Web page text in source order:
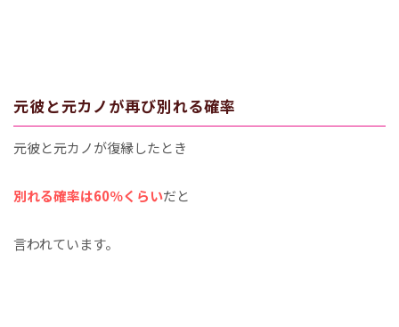
元彼と元カノが再び別れる確率
元彼と元カノが復縁したとき
別れる確率は60％くらいだと
言われています。